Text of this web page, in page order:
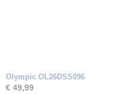
Olympic OL26DSS096
€ 49,99